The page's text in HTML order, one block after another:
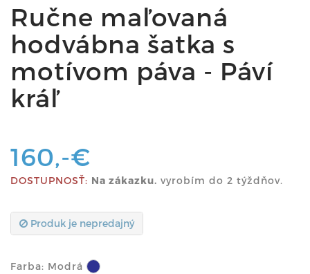
Ručne maľovaná
hodvábna šatka s
motívom páva - Páví
kráľ
160,-€
DOSTUPNOSŤ: Na zákazku. vyrobím do 2 týždňov.
Produk je nepredajný
Farba: Modrá